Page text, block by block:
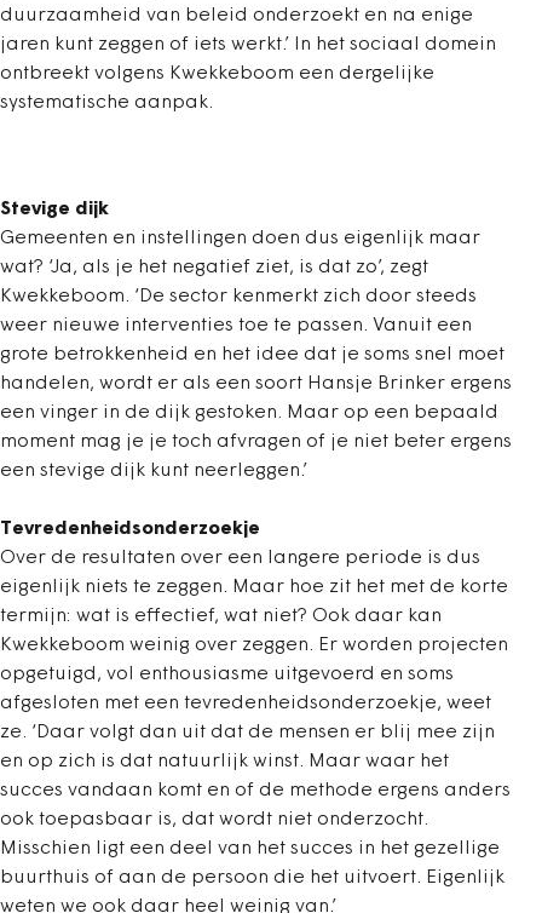
duurzaamheid van beleid onderzoekt en na enige
jaren kunt zeggen of iets werkt.’ In het sociaal domein
ontbreekt volgens Kwekkeboom een dergelijke
systematische aanpak.
Stevige dijk
Gemeenten en instellingen doen dus eigenlijk maar
wat? ‘Ja, als je het negatief ziet, is dat zo’, zegt
Kwekkeboom. ‘De sector kenmerkt zich door steeds
weer nieuwe interventies toe te passen. Vanuit een
grote betrokkenheid en het idee dat je soms snel moet
handelen, wordt er als een soort Hansje Brinker ergens
een vinger in de dijk gestoken. Maar op een bepaald
moment mag je je toch afvragen of je niet beter ergens
een stevige dijk kunt neerleggen.’
Tevredenheidsonderzoekje
Over de resultaten over een langere periode is dus
eigenlijk niets te zeggen. Maar hoe zit het met de korte
termijn: wat is effectief, wat niet? Ook daar kan
Kwekkeboom weinig over zeggen. Er worden projecten
opgetuigd, vol enthousiasme uitgevoerd en soms
afgesloten met een tevredenheidsonderzoekje, weet
ze. ‘Daar volgt dan uit dat de mensen er blij mee zijn
en op zich is dat natuurlijk winst. Maar waar het
succes vandaan komt en of de methode ergens anders
ook toepasbaar is, dat wordt niet onderzocht.
Misschien ligt een deel van het succes in het gezellige
buurthuis of aan de persoon die het uitvoert. Eigenlijk
weten we ook daar heel weinig van.’